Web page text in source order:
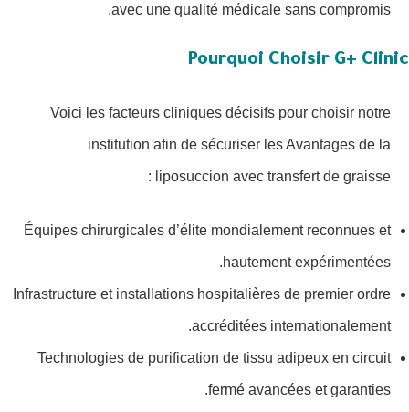
avec une qualité médicale sans compromis.
Pourquoi Choisir G+ Clinic
Voici les facteurs cliniques décisifs pour choisir notre
institution afin de sécuriser les Avantages de la
liposuccion avec transfert de graisse :
Équipes chirurgicales d’élite mondialement reconnues et
hautement expérimentées.
Infrastructure et installations hospitalières de premier ordre
accréditées internationalement.
Technologies de purification de tissu adipeux en circuit
fermé avancées et garanties.